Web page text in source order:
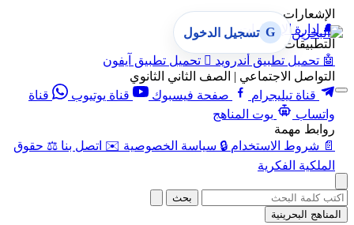
الإشعارات
🔔 إدارة الإشعارات
التطبيقات
🤖 تحميل تطبيق أندرويد  تحميل تطبيق آيفون
التواصل الاجتماعي | الصف الثاني الثانوي
قناة تيليجرام
صفحة فيسبوك قناة يوتيوب
قناة
واتساب
بوت المناهج
روابط مهمة
📄 شروط الاستخدام 🔒 سياسة الخصوصية ✉️ اتصل بنا ⚖️ حقوق
الملكية الفكرية
G تسجيل الدخول
بحث
المناهج البحرينية